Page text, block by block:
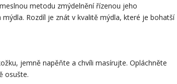
metodu zmýdelnění řízenou jeho
Rozdíl je znát v kvalitě mýdla, které je bohatší
jemně napěňte a chvíli masírujte. Opláchněte
osušte.